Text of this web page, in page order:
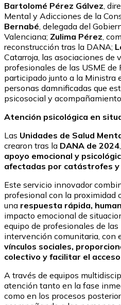
Bartolomé Pérez Gálvez,
Mental y Adicciones de la
Bernabé, delegada del
Valenciana; Zulima Pérez,
reconstrucción tras la DANA;
Catarroja, las asociaciones de
profesionales de las USME de
participado junto a la Ministra
personas damnificadas que
psicosocial y
Atención psicológica en
Las Unidades de Salud
crearon tras la DANA de 2024
apoyo emocional y
afectadas por catástrofes y
Este servicio innovador
profesional con la proximidad
una respuesta rápida,
impacto emocional de
equipo de profesionales de
intervención comunitaria, con
vínculos sociales,
colectivo y facilitar el
A través de equipos
atención tanto en la fase
como en los procesos